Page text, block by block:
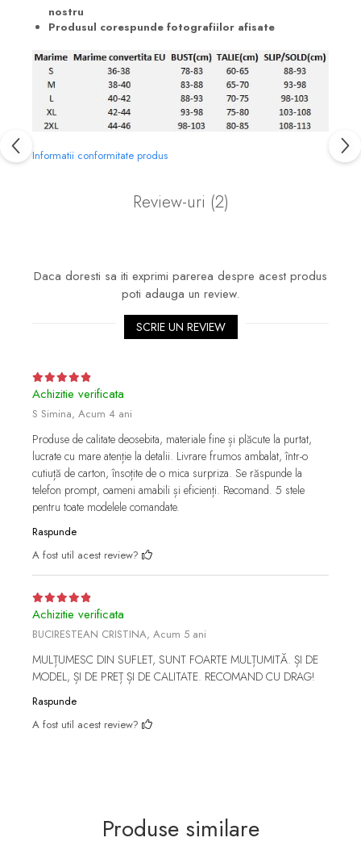
nostru
Produsul corespunde fotografiilor afisate
Informatii conformitate produs
Review-uri (2)
Daca doresti sa iti exprimi parerea despre acest produs
poti adauga un review.
SCRIE UN REVIEW
Achizitie verificata
S Simina, Acum 4 ani
Produse de calitate deosebita, materiale fine și plăcute la purtat,
lucrate cu mare atenție la detalii. Livrare frumos ambalat, într-o
cutiuță de carton, însoțite de o mica surpriza. Se răspunde la
telefon prompt, oameni amabili și eficienți. Recomand. 5 stele
pentru toate modelele comandate.
Raspunde
A fost util acest review?
Achizitie verificata
BUCIRESTEAN CRISTINA, Acum 5 ani
MULȚUMESC DIN SUFLET, SUNT FOARTE MULȚUMITĂ. ȘI DE
MODEL, ȘI DE PREȚ ȘI DE CALITATE. RECOMAND CU DRAG!
Raspunde
A fost util acest review?
Produse similare